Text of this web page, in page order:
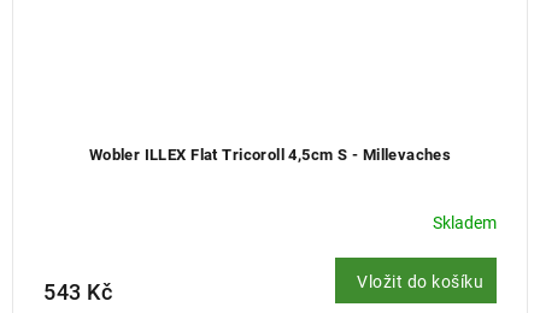
Wobler ILLEX Flat Tricoroll 4,5cm S - Millevaches
Skladem
543 Kč Vložit do košíku